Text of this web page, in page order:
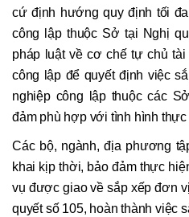
cứ định hướng quy định tối
công lập thuộc Sở tại Nghị
pháp luật về cơ chế tự chủ
công lập để quyết định việc
nghiệp công lập thuộc các
đảm phù hợp với tình hình thực
Các bộ, ngành, địa phương
khai kịp thời, bảo đảm thực
vụ được giao về sắp xếp đơn
quyết số 105, hoàn thành việc